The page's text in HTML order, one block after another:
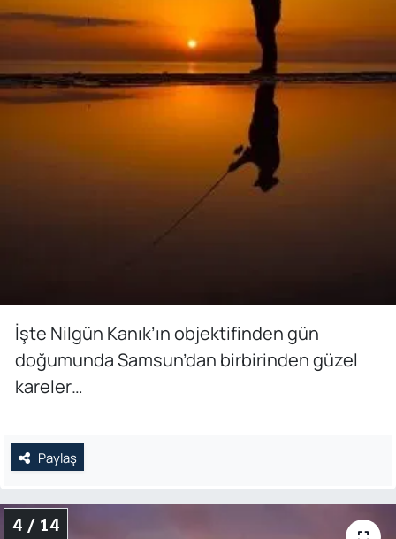
İşte Nilgün Kanık’ın objektifinden gün
doğumunda Samsun’dan birbirinden güzel
kareler…
Paylaş
4 / 14